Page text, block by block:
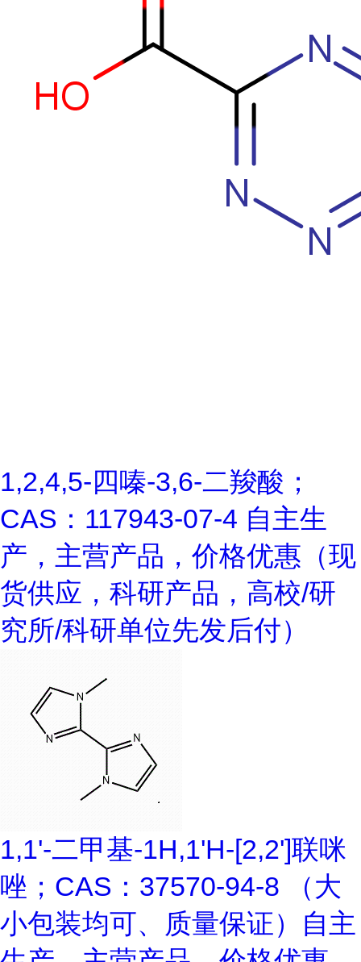
1,2,4,5-四嗪-3,6-二羧酸；
CAS：117943-07-4 自主生
产，主营产品，价格优惠（现
货供应，科研产品，高校/研
究所/科研单位先发后付）
1,1'-二甲基-1H,1'H-[2,2']联咪
唑；CAS：37570-94-8 （大
小包装均可、质量保证）自主